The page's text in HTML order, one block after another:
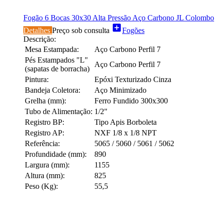
Fogão 6 Bocas 30x30 Alta Pressão Aço Carbono JL Colombo
Detalhes Preço sob consulta add_boxFogões
Descrição:
Mesa Estampada:
Aço Carbono Perfil 7
Pés Estampados "L"
(sapatas de borracha)
Aço Carbono Perfil 7
Pintura:
Epóxi Texturizado Cinza
Bandeja Coletora:
Aço Minimizado
Grelha (mm):
Ferro Fundido 300x300
Tubo de Alimentação: 1/2"
Registro BP:
Tipo Apis Borboleta
Registro AP:
NXF 1/8 x 1/8 NPT
Referência:
5065 / 5060 / 5061 / 5062
Profundidade (mm):
890
Largura (mm):
1155
Altura (mm):
825
Peso (Kg):
55,5